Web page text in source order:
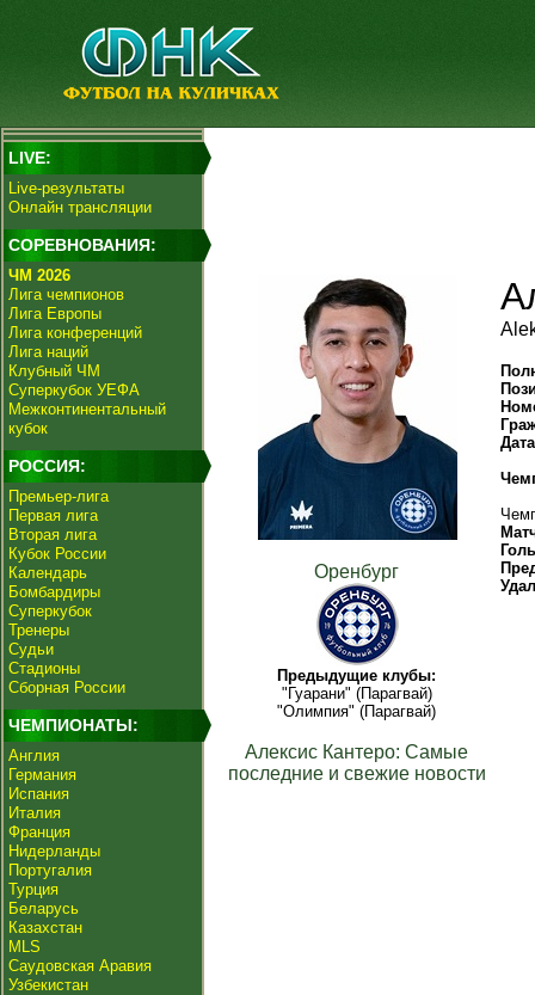
LIVE:
Live-результаты
Онлайн трансляции
СОРЕВНОВАНИЯ:
ЧМ 2026
Лига чемпионов
Лига Европы
Лига конференций
Лига наций
Клубный ЧМ
Суперкубок УЕФА
Межконтинентальный
кубок
РОССИЯ:
Премьер-лига
Первая лига
Вторая лига
Кубок России
Календарь
Бомбардиры
Суперкубок
Тренеры
Судьи
Стадионы
Сборная России
ЧЕМПИОНАТЫ:
Англия
Германия
Испания
Италия
Франция
Нидерланды
Португалия
Турция
Беларусь
Казахстан
MLS
Саудовская Аравия
Узбекистан
Оренбург
Предыдущие клубы:
"Гуарани" (Парагвай)
"Олимпия" (Парагвай)
Алексис Кантеро: Самые
последние и свежие новости